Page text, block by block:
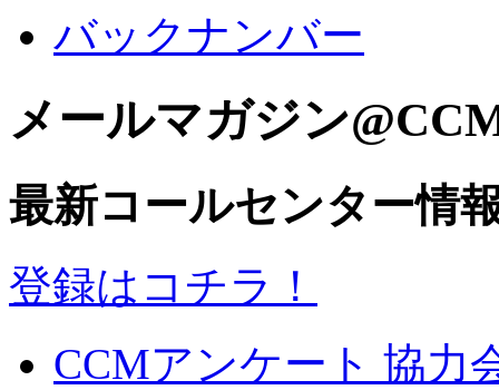
バックナンバー
メールマガジン
最新コールセンター情
登録はコチラ！
CCMアンケート 協力